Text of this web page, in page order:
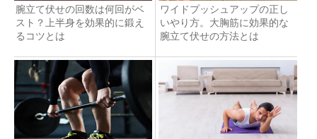
腕立て伏せの回数は何回がベ
スト？上半身を効果的に鍛え
るコツとは
ワイドプッシュアップの正し
いやり方。大胸筋に効果的な
腕立て伏せの方法とは